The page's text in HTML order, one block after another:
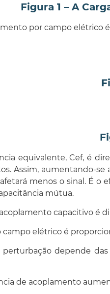
Figura 1 – A
por campo elétrico
equivalente, Cef, é
Assim, aumentando-
menos o sinal. É o
mútua.
capacitivo é
campo elétrico é
depende
de acoplamento